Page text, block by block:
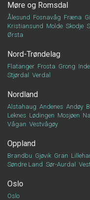
Møre og Romsdal
Ålesund Fosnavåg Fræna
Kristiansund Molde Skodje
Ørsta
Nord-Trøndelag
Flatanger Frosta Grong
Stjørdal
Verdal
Nordland
Alstahaug Andenes Andøy
Leknes Lødingen Mosjøen
Vågan Vestvågøy
Oppland
Brandbu Gjøvik Gran
Søndre Land Sør-Aurdal
Oslo
Oslo